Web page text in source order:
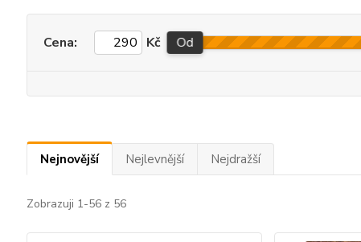
Cena: Kč Od
Nejnovější Nejlevnější Nejdražší
Zobrazuji 1-56 z 56